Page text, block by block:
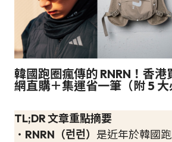
韓國跑圈瘋傳的 RNRN！香
網直購＋集運省一筆（附 5 大
TL;DR 文章重點摘要
・ RNRN（런런） 是近年於韓國